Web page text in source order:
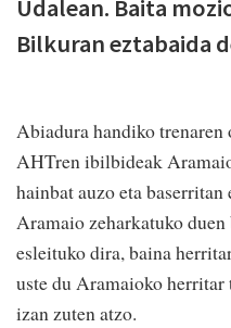
Udalean. Baita
Bilkuran eztabaida
Abiadura handiko trenaren
AHTren ibilbideak
hainbat auzo eta
Aramaio zeharkatuko
esleituko dira, baina
uste du Aramaioko
izan zuten atzo.